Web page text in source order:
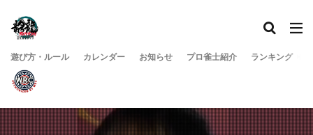
遊び方・ルール カレンダー お知らせ プロ雀士紹介 ランキング